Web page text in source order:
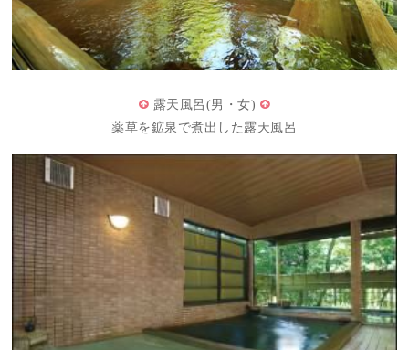
露天風呂(男・女)
薬草を鉱泉で煮出した露天風呂